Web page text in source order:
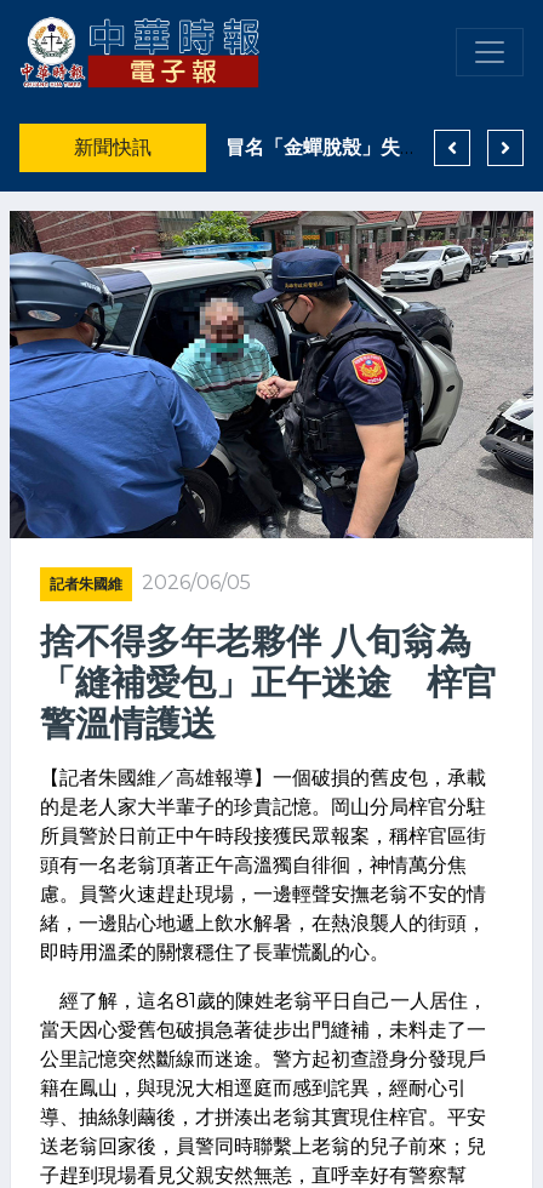
新聞快訊 冒名「金蟬脫殼」失敗！通緝女嫌假冒胞妹身分 警一句「妳到底是不是我要找的人？」當場破防
記者朱國維 2026/06/05
捨不得多年老夥伴 八旬翁為
「縫補愛包」正午迷途 梓官
警溫情護送
【記者朱國維／高雄報導】一個破損的舊皮包，承載
的是老人家大半輩子的珍貴記憶。岡山分局梓官分駐
所員警於日前正中午時段接獲民眾報案，稱梓官區街
頭有一名老翁頂著正午高溫獨自徘徊，神情萬分焦
慮。員警火速趕赴現場，一邊輕聲安撫老翁不安的情
緒，一邊貼心地遞上飲水解暑，在熱浪襲人的街頭，
即時用溫柔的關懷穩住了長輩慌亂的心。
經了解，這名81歲的陳姓老翁平日自己一人居住，
當天因心愛舊包破損急著徒步出門縫補，未料走了一
公里記憶突然斷線而迷途。警方起初查證身分發現戶
籍在鳳山，與現況大相逕庭而感到詫異，經耐心引
導、抽絲剝繭後，才拼湊出老翁其實現住梓官。平安
送老翁回家後，員警同時聯繫上老翁的兒子前來；兒
子趕到現場看見父親安然無恙，直呼幸好有警察幫